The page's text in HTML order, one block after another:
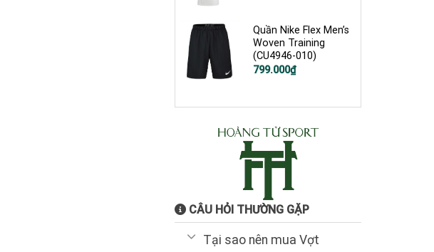
499.000₫.
Quần Nike Flex Men’s
Woven Training
(CU4946-010)
Giá
799.000₫
Giá
799.000₫.
CÂU HỎI THƯỜNG GẶP
Tại sao nên mua Vợt